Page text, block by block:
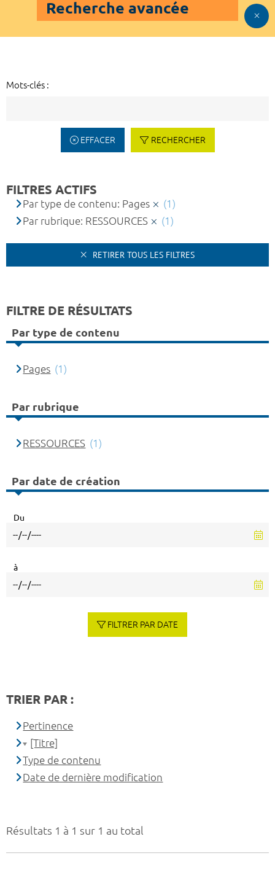
Recherche avancée
Mots-clés :
EFFACER RECHERCHER
Résultats 1 à 1 sur 1 au total
FILTRES ACTIFS
Par type de contenu: Pages
(1)
Par rubrique: RESSOURCES
(1)
RETIRER TOUS LES FILTRES
FILTRE DE RÉSULTATS
Par type de contenu
Pages (1)
Par rubrique
RESSOURCES (1)
Par date de création
Du
à
FILTRER PAR DATE
TRIER PAR :
Pertinence
[Titre]
Type de contenu
Date de dernière modification